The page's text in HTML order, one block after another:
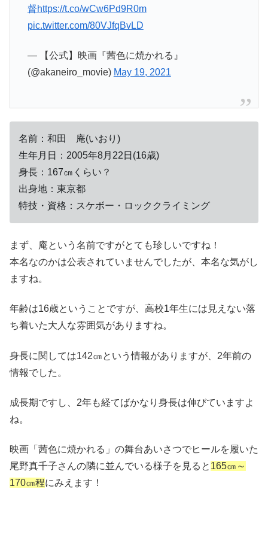
督https://t.co/wCw6Pd9R0m
pic.twitter.com/80VJfqBvLD
— 【公式】映画『茜色に焼かれる』
(@akaneiro_movie) May 19, 2021
名前：和田 庵(いおり)
生年月日：2005年8月22日(16歳)
身長：167㎝くらい？
出身地：東京都
特技・資格：スケボー・ロッククライミング
まず、庵という名前ですがとても珍しいですね！
本名なのかは公表されていませんでしたが、本名な気がし
ますね。
年齢は16歳ということですが、高校1年生には見えない落
ち着いた大人な雰囲気がありますね。
身長に関しては142㎝という情報がありますが、2年前の
情報でした。
成長期ですし、2年も経てばかなり身長は伸びていますよ
ね。
映画「茜色に焼かれる」の舞台あいさつでヒールを履いた
尾野真千子さんの隣に並んでいる様子を見ると 165㎝～
170㎝程にみえます！